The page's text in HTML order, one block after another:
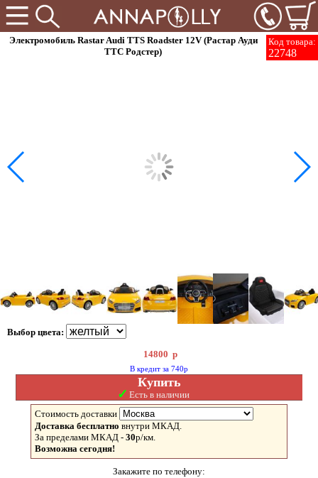
Код товара:
22748
Электромобиль Rastar Audi TTS Roadster 12V (Растар Ауди
ТТС Родстер)
Выбор цвета:
14800 р
В кредит за 740р
Купить
✓ Есть в наличии
Стоимость доставки
Доставка бесплатно внутри МКАД.
За пределами МКАД - 30р/км.
Возможна сегодня!
Закажите по телефону: